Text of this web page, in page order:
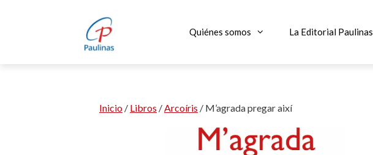
Quiénes somos La Editorial Paulinas
Inicio / Libros /Arcoíris / M’agrada pregar així